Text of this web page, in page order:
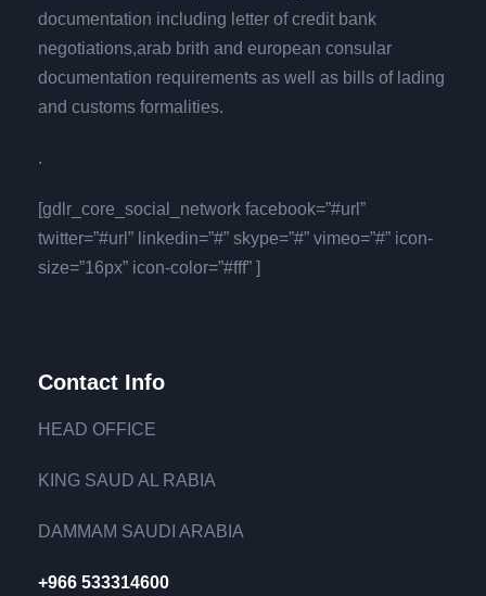
documentation including letter of credit bank
negotiations,arab brith and european consular
documentation requirements as well as bills of lading
and customs formalities.
.
[gdlr_core_social_network facebook=”#url”
twitter=”#url” linkedin=”#” skype=”#” vimeo=”#” icon-
size=”16px” icon-color=”#fff” ]
Contact Info
HEAD OFFICE
KING SAUD AL RABIA
DAMMAM SAUDI ARABIA
+966 533314600